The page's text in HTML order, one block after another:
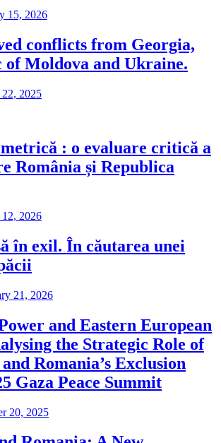
15, 2026
conflicts from Georgia,
of Moldova and Ukraine.
2025
: o evaluare critică a
România și Republica
2026
în exil. În căutarea unei
21, 2026
and Eastern European
the Strategic Role of
Romania’s Exclusion
Gaza Peace Summit
20, 2025